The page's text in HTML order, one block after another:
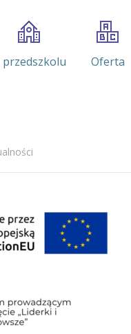
przedszkolu Oferta